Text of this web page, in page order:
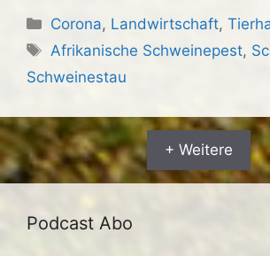
Kategorien
Corona, Landwirtschaft,
Schlagwörter
Afrikanische Schweinepest,
Schweinestau
+ Weitere
Podcast Abo